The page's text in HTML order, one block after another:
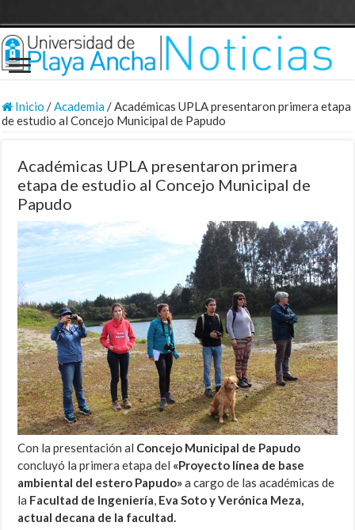
Inicio /Academia/Académicas UPLA presentaron primera etapa
de estudio al Concejo Municipal de Papudo
Académicas UPLA presentaron primera
etapa de estudio al Concejo Municipal de
Papudo
Con la presentación al Concejo Municipal de Papudo
concluyó la primera etapa del «Proyecto línea de base
ambiental del estero Papudo»a cargo de las académicas de
la Facultad de Ingeniería, Eva Soto y Verónica Meza,
actual decana de la facultad.